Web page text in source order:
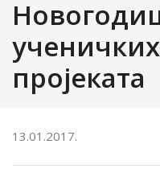
пројеката
13.01.2017.